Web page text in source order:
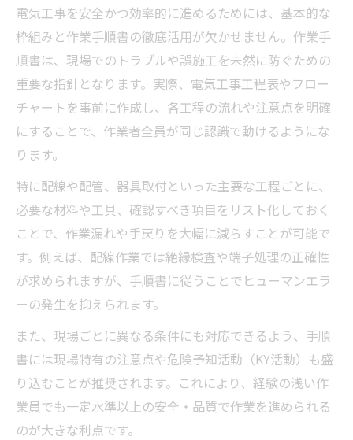
フローチャートで理解する電気工事の流れ
電気工事フローチャートで全工程を視覚化
する方法
電気工事の流れを分解し理解度を高めるコ
ツ
新築マンション電気工事の流れを図解で把
電気工事手順書例を使った工程管理の基本
効率的な電気工事フローで手戻りを防ぐ秘
訣
電気工事工程表を活用した段取りの最適化
法
電気工事の流れを工程表で可視化するメリ
ット
新築現場で電気工事工程表を活かす実践知
電気工事を安全かつ効率的に進めるためには、基本的な
枠組みと作業手順書の徹底活用が欠かせません。作業手
順書は、現場でのトラブルや誤施工を未然に防ぐための
重要な指針となります。実際、電気工事工程表やフロー
チャートを事前に作成し、各工程の流れや注意点を明確
にすることで、作業者全員が同じ認識で動けるようにな
ります。
特に配線や配管、器具取付といった主要な工程ごとに、
必要な材料や工具、確認すべき項目をリスト化しておく
ことで、作業漏れや手戻りを大幅に減らすことが可能で
す。例えば、配線作業では絶縁検査や端子処理の正確性
が求められますが、手順書に従うことでヒューマンエラ
ーの発生を抑えられます。
また、現場ごとに異なる条件にも対応できるよう、手順
書には現場特有の注意点や危険予知活動（KY活動）も盛
り込むことが推奨されます。これにより、経験の浅い作
業員でも一定水準以上の安全・品質で作業を進められる
のが大きな利点です。